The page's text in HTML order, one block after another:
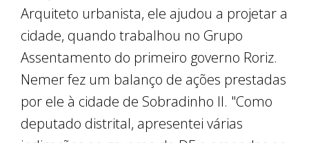
Arquiteto urbanista, ele ajudou a projetar a
cidade, quando trabalhou no Grupo
Assentamento do primeiro governo Roriz.
Nemer fez um balanço de ações prestadas
por ele à cidade de Sobradinho II. "Como
deputado distrital, apresentei várias